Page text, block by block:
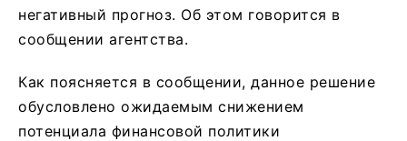
негативный прогноз. Об этом говорится в
сообщении агентства.
Как поясняется в сообщении, данное решение
обусловлено ожидаемым снижением
потенциала финансовой политики